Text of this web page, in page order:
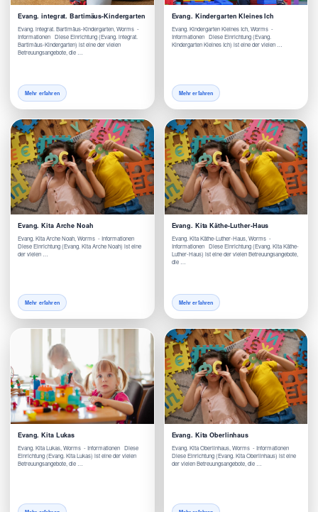
Evang. integrat. Bartimäus-Kindergarten
Evang. integrat. Bartimäus-Kindergarten, Worms -
Informationen Diese Einrichtung (Evang. integrat.
Bartimäus-Kindergarten) ist eine der vielen
Betreuungsangebote, die …
Mehr erfahren
Evang. Kindergarten Kleines Ich
Evang. Kindergarten Kleines Ich, Worms -
Informationen Diese Einrichtung (Evang.
Kindergarten Kleines Ich) ist eine der vielen …
Mehr erfahren
Evang. Kita Arche Noah
Evang. Kita Arche Noah, Worms - Informationen
Diese Einrichtung (Evang. Kita Arche Noah) ist eine
der vielen …
Mehr erfahren
Evang. Kita Käthe-Luther-Haus
Evang. Kita Käthe-Luther-Haus, Worms -
Informationen Diese Einrichtung (Evang. Kita Käthe-
Luther-Haus) ist eine der vielen Betreuungsangebote,
die …
Mehr erfahren
Evang. Kita Lukas
Evang. Kita Lukas, Worms - Informationen Diese
Einrichtung (Evang. Kita Lukas) ist eine der vielen
Betreuungsangebote, die …
Evang. Kita Oberlinhaus
Evang. Kita Oberlinhaus, Worms - Informationen
Diese Einrichtung (Evang. Kita Oberlinhaus) ist eine
der vielen Betreuungsangebote, die …